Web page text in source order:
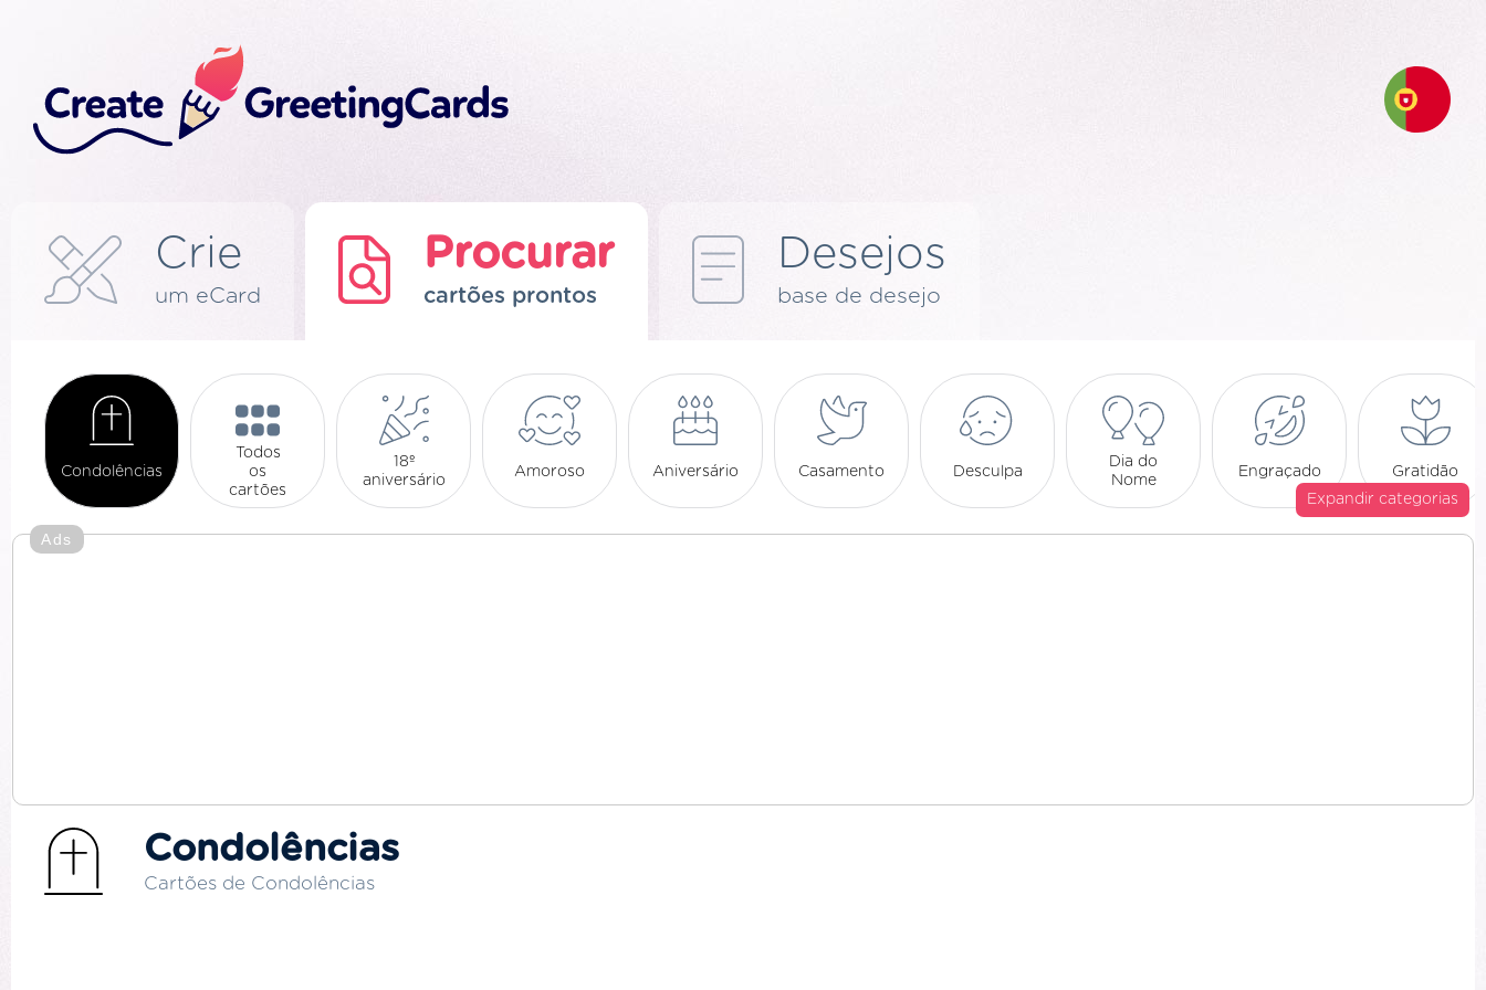
Crie
um eCard
Procurar
cartões prontos
Desejos
base de desejo
Condolências
Todos
os
cartões
18º
aniversário
Amoroso Aniversário Casamento Desculpa
Dia do
Nome
Engraçado
Gratidão
Expandir categorias
Ads
Condolências
Cartões de Condolências